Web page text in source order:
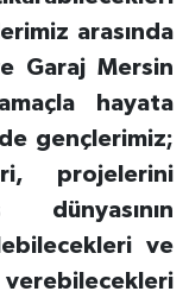
arasında
Garaj Mersin
hayata
gençlerimiz;
projelerini
dünyasının
ve